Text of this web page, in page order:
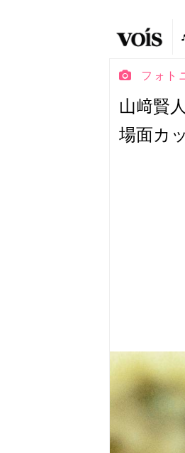
フォト
山﨑賢
場面カ